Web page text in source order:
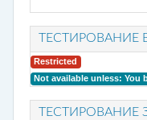
ТЕСТИРОВАНИЕ
Restricted
Not available unless:
ТЕСТИРОВАНИЕ